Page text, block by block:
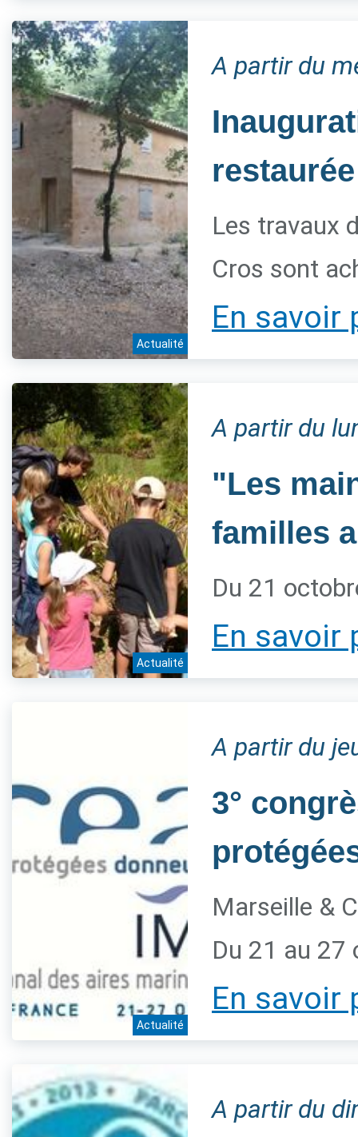
Actualité
A partir du
Les travaux
Cros sont
En savoir
Actualité
A partir du
"Les
familles
Du 21
En savoir
Actualité
A partir du
3°
Marseille &
Du 21 au 27
En savoir
A partir du